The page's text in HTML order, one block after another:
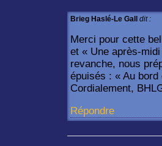
Brieg Haslé-Le Gall dit :
Merci pour cette
et « Une après-
revanche, nous
épuisés : « Au
Cordialement,
Répondre